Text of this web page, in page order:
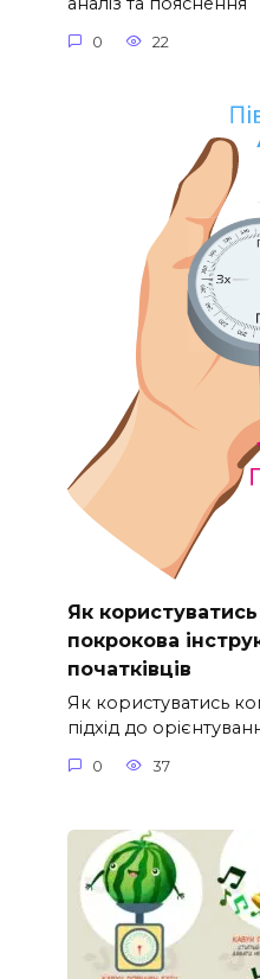
0 22
Як
покрокова
початківців
Як користуватись
підхід до
0 37